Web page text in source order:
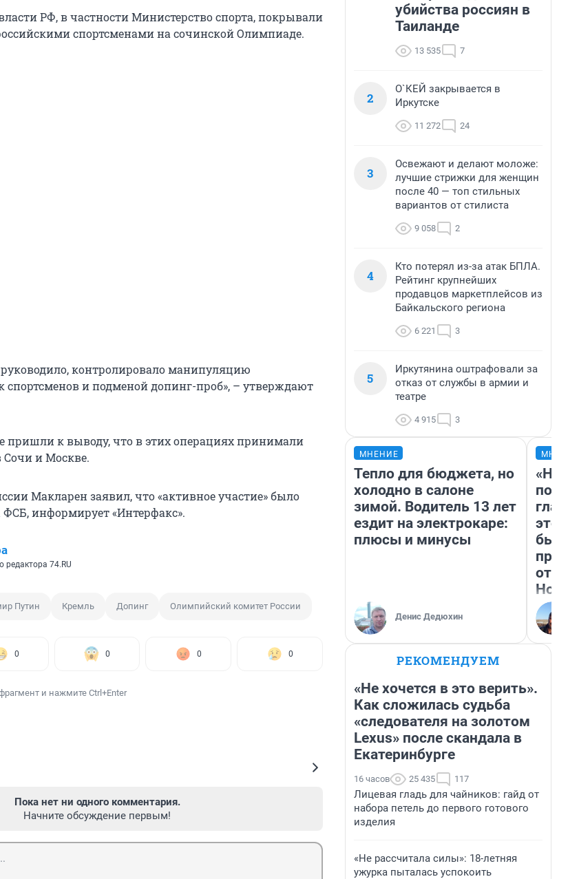
РФ, в частности Министерство спорта, покрывали
спортсменами на сочинской Олимпиаде.
контролировало манипуляцию
спортсменов и подменой допинг-проб», – утверждают
пришли к выводу, что в этих операциях принимали
Сочи и Москве.
Макларен заявил, что «активное участие» было
информирует «Интерфакс».
редактора 74.RU
Путин Кремль Допинг Олимпийский комитет России
0 0 0 0
и нажмите Ctrl+Enter
Пока нет ни одного комментария.
Начните обсуждение первым!
убийства россиян в
Таиланде
13 535 7
2
О`КЕЙ закрывается в
Иркутске
11 272 24
3
Освежают и делают моложе:
лучшие стрижки для женщин
после 40 — топ стильных
вариантов от стилиста
9 058 2
4
Кто потерял из-за атак БПЛА.
Рейтинг крупнейших
продавцов маркетплейсов из
Байкальского региона
6 221 3
5
Иркутянина оштрафовали за
отказ от службы в армии и
театре
4 915 3
МНЕНИЕ
Тепло для бюджета, но
холодно в салоне
зимой. Водитель 13 лет
ездит на электрокаре:
плюсы и минусы
Денис Дедюхин
этого
бьет
РЕКОМЕНДУЕМ
«Не хочется в это верить».
Как сложилась судьба
«следователя на золотом
Lexus» после скандала в
Екатеринбурге
16 часов 25 435 117
Лицевая гладь для чайников: гайд от
набора петель до первого готового
изделия
«Не рассчитала силы»: 18-летняя
ужурка пыталась успокоить